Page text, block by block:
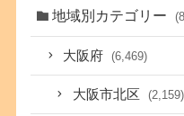
地域別カテゴリー
大阪府 (6,469)
大阪市北区 (2,159)